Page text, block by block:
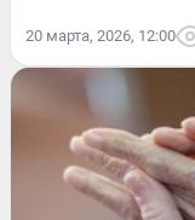
20 марта, 2026, 12:00